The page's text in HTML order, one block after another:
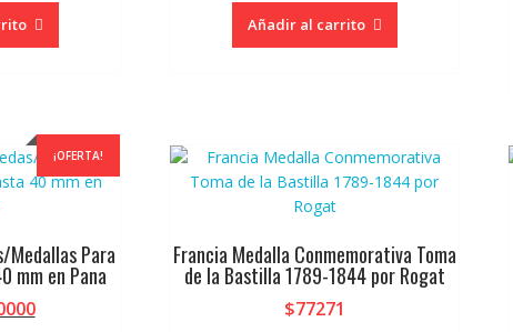
Añadir al carrito
¡OFERTA!
Medallas Para
mm en Pana
El
Francia Medalla Conmemorativa Toma
de la Bastilla 1789-1844 por Rogat
$77271